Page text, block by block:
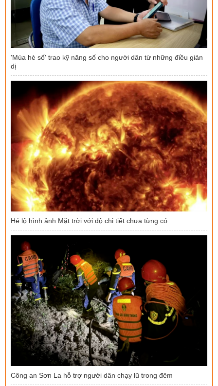
'Mùa hè số' trao kỹ năng số cho người dân từ những điều giản
dị
Hé lộ hình ảnh Mặt trời với độ chi tiết chưa từng có
Công an Sơn La hỗ trợ người dân chạy lũ trong đêm